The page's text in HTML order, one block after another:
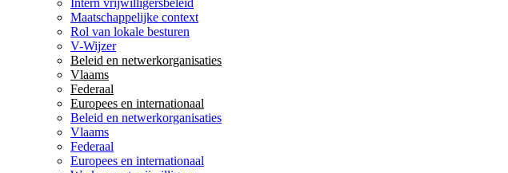
Intern vrijwilligersbeleid
Maatschappelijke context
Rol van lokale besturen
V-Wijzer
Beleid en netwerkorganisaties
Vlaams
Federaal
Europees en internationaal
Beleid en netwerkorganisaties
Vlaams
Federaal
Europees en internationaal